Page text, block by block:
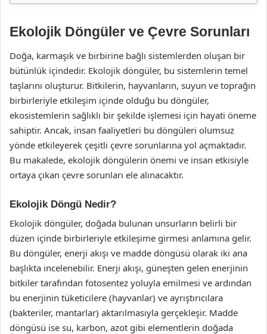
Ekolojik Döngüler ve Çevre Sorunları
Doğa, karmaşık ve birbirine bağlı sistemlerden oluşan bir
bütünlük içindedir. Ekolojik döngüler, bu sistemlerin temel
taşlarını oluşturur. Bitkilerin, hayvanların, suyun ve toprağın
birbirleriyle etkileşim içinde olduğu bu döngüler,
ekosistemlerin sağlıklı bir şekilde işlemesi için hayati öneme
sahiptir. Ancak, insan faaliyetleri bu döngüleri olumsuz
yönde etkileyerek çeşitli çevre sorunlarına yol açmaktadır.
Bu makalede, ekolojik döngülerin önemi ve insan etkisiyle
ortaya çıkan çevre sorunları ele alınacaktır.
Ekolojik Döngü Nedir?
Ekolojik döngüler, doğada bulunan unsurların belirli bir
düzen içinde birbirleriyle etkileşime girmesi anlamına gelir.
Bu döngüler, enerji akışı ve madde döngüsü olarak iki ana
başlıkta incelenebilir. Enerji akışı, güneşten gelen enerjinin
bitkiler tarafından fotosentez yoluyla emilmesi ve ardından
bu enerjinin tüketicilere (hayvanlar) ve ayrıştırıcılara
(bakteriler, mantarlar) aktarılmasıyla gerçekleşir. Madde
döngüsü ise su, karbon, azot gibi elementlerin doğada